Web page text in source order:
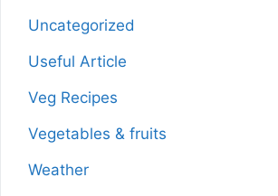
Uncategorized
Useful Article
Veg Recipes
Vegetables & fruits
Weather